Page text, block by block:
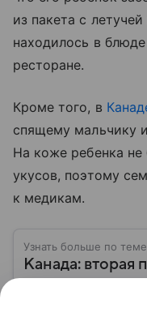
из пакета с
находилось в
ресторане.
Кроме того, в
спящему мальчику
На коже ребенка
укусов, поэтому
к медикам.
Узнать больше по теме
Канада: вторая